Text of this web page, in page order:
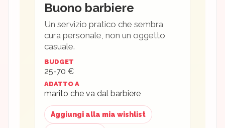
Buono barbiere
Un servizio pratico che sembra
cura personale, non un oggetto
casuale.
BUDGET
25-70 €
ADATTO A
marito che va dal barbiere
Aggiungi alla mia wishlist